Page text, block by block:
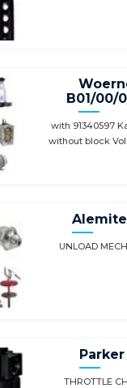
B01/00/
with 91340597
UNLOAD
THROTTLE